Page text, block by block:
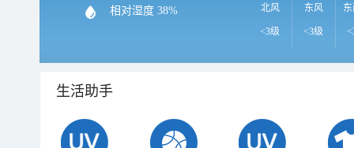
相对湿度 38% 北风
<3级
东风
<3级
生活助手